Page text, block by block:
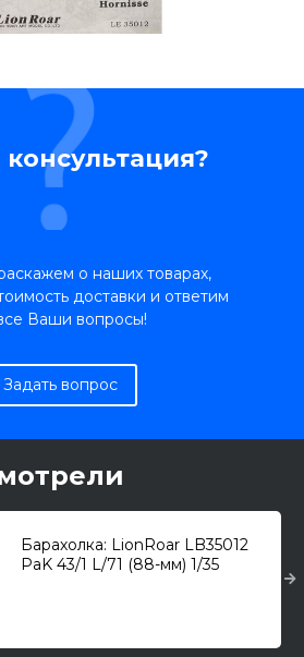
о наших товарах,
доставки и ответим
Ваши вопросы!
Задать вопрос
Барахолка: LionRoar LB35012
PaK 43/1 L/71 (88-мм) 1/35